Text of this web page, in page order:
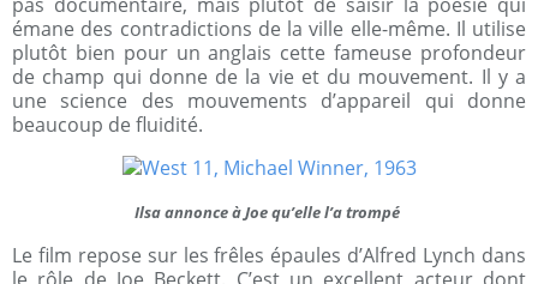
émane des contradictions de la ville elle-même. Il utilise
plutôt bien pour un anglais cette fameuse profondeur
de champ qui donne de la vie et du mouvement. Il y a
une science des mouvements d’appareil qui donne
beaucoup de fluidité.
Ilsa annonce à Joe qu’elle l’a trompé
Le film repose sur les frêles épaules d’Alfred Lynch dans